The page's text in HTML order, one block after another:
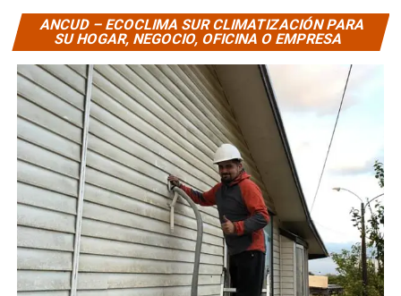
ANCUD – ECOCLIMA SUR CLIMATIZACIÓN PARA
SU HOGAR, NEGOCIO, OFICINA O EMPRESA